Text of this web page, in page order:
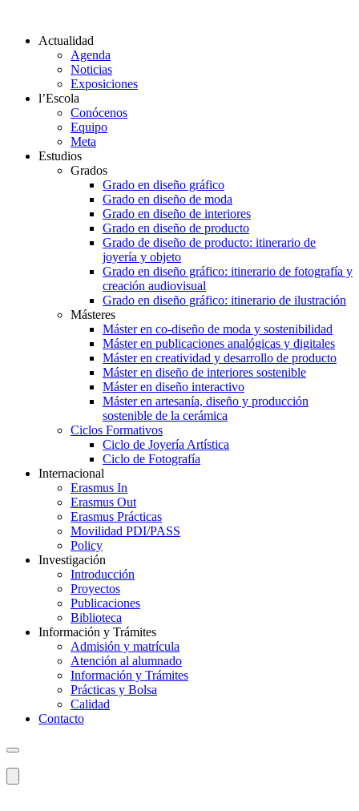
Actualidad
Agenda
Noticias
Exposiciones
l’Escola
Conócenos
Equipo
Meta
Estudios
Grados
Grado en diseño gráfico
Grado en diseño de moda
Grado en diseño de interiores
Grado en diseño de producto
Grado de diseño de producto: itinerario de
joyería y objeto
Grado en diseño gráfico: itinerario de fotografía y
creación audiovisual
Grado en diseño gráfico: itinerario de ilustración
Másteres
Máster en co-diseño de moda y sostenibilidad
Máster en publicaciones analógicas y digitales
Máster en creatividad y desarrollo de producto
Máster en diseño de interiores sostenible
Máster en diseño interactivo
Máster en artesanía, diseño y producción
sostenible de la cerámica
Ciclos Formativos
Ciclo de Joyería Artística
Ciclo de Fotografía
Internacional
Erasmus In
Erasmus Out
Erasmus Prácticas
Movilidad PDI/PASS
Policy
Investigación
Introducción
Proyectos
Publicaciones
Biblioteca
Información y Trámites
Admisión y matrícula
Atención al alumnado
Información y Trámites
Prácticas y Bolsa
Calidad
Contacto